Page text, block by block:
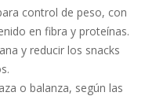
control de peso, con
en fibra y proteínas.
y reducir los snacks
o balanza, según las